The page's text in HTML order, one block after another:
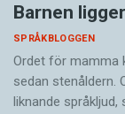
Barnen
SPRÅKBLOGGEN
Ordet för mamma
sedan stenåldern.
liknande språkljud,